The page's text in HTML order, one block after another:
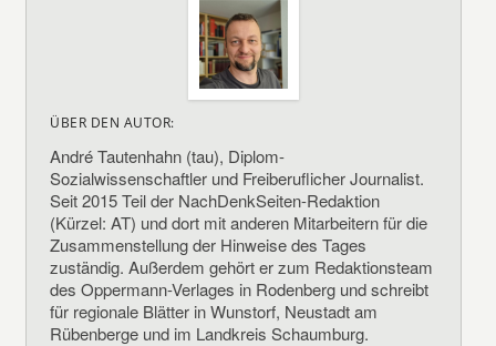
ÜBER DEN AUTOR:
André Tautenhahn (tau), Diplom-
Sozialwissenschaftler und Freiberuflicher Journalist.
Seit 2015 Teil der NachDenkSeiten-Redaktion
(Kürzel: AT) und dort mit anderen Mitarbeitern für die
Zusammenstellung der Hinweise des Tages
zuständig. Außerdem gehört er zum Redaktionsteam
des Oppermann-Verlages in Rodenberg und schreibt
für regionale Blätter in Wunstorf, Neustadt am
Rübenberge und im Landkreis Schaumburg.